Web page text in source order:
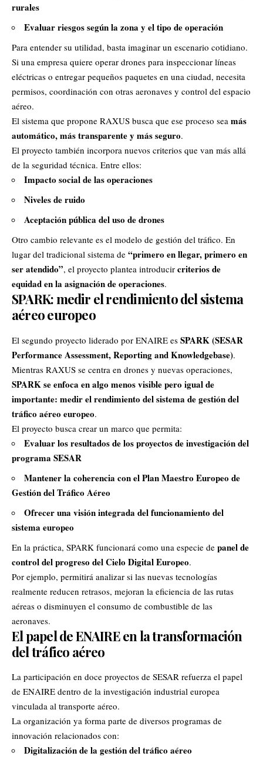
rurales
Evaluar riesgos según la zona y el tipo de operación
Para entender su utilidad, basta imaginar un escenario cotidiano.
Si una empresa quiere operar drones para inspeccionar líneas
eléctricas o entregar pequeños paquetes en una ciudad, necesita
permisos, coordinación con otras aeronaves y control del espacio
aéreo.
El sistema que propone RAXUS busca que ese proceso sea más
automático, más transparente y más seguro.
El proyecto también incorpora nuevos criterios que van más allá
de la seguridad técnica. Entre ellos:
Impacto social de las operaciones
Niveles de ruido
Aceptación pública del uso de drones
Otro cambio relevante es el modelo de gestión del tráfico. En
lugar del tradicional sistema de “primero en llegar, primero en
ser atendido”, el proyecto plantea introducir criterios de
equidad en la asignación de operaciones.
SPARK: medir el rendimiento del sistema
aéreo europeo
El segundo proyecto liderado por ENAIRE es SPARK (SESAR
Performance Assessment, Reporting and Knowledgebase).
Mientras RAXUS se centra en drones y nuevas operaciones,
SPARK se enfoca en algo menos visible pero igual de
importante: medir el rendimiento del sistema de gestión del
tráfico aéreo europeo.
El proyecto busca crear un marco que permita:
Evaluar los resultados de los proyectos de investigación del
programa SESAR
Mantener la coherencia con el Plan Maestro Europeo de
Gestión del Tráfico Aéreo
Ofrecer una visión integrada del funcionamiento del
sistema europeo
En la práctica, SPARK funcionará como una especie de panel de
control del progreso del Cielo Digital Europeo.
Por ejemplo, permitirá analizar si las nuevas tecnologías
realmente reducen retrasos, mejoran la eficiencia de las rutas
aéreas o disminuyen el consumo de combustible de las
aeronaves.
El papel de ENAIRE en la transformación
del tráfico aéreo
La participación en doce proyectos de SESAR refuerza el papel
de ENAIRE dentro de la investigación industrial europea
vinculada al transporte aéreo.
La organización ya forma parte de diversos programas de
innovación relacionados con:
Digitalización de la gestión del tráfico aéreo